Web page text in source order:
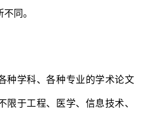
同。
学科、各种专业的学术论文
限于工程、医学、信息技术、